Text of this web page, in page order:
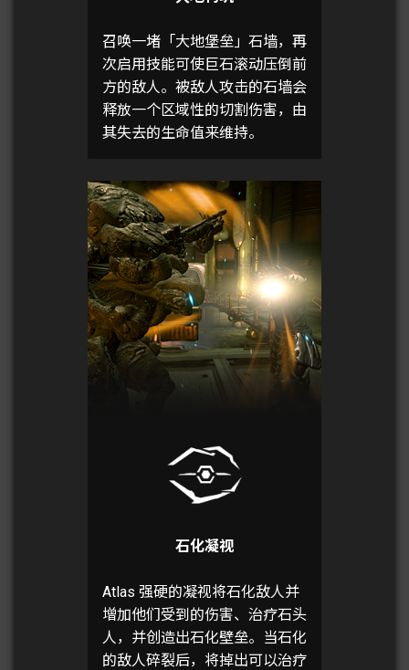
召唤一堵「大地堡垒」石墙，再
次启用技能可使巨石滚动压倒前
方的敌人。被敌人攻击的石墙会
释放一个区域性的切割伤害，由
其失去的生命值来维持。
石化凝视
Atlas 强硬的凝视将石化敌人并
增加他们受到的伤害、治疗石头
人，并创造出石化壁垒。当石化
的敌人碎裂后，将掉出可以治疗